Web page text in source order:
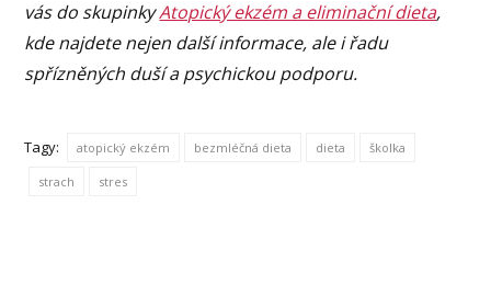
vás do skupinkyAtopický ekzém a eliminační dieta,
kde najdete nejen další informace, ale i řadu
spřízněných duší a psychickou podporu.
Tagy: atopický ekzém bezmléčná dieta dieta školka
strach stres